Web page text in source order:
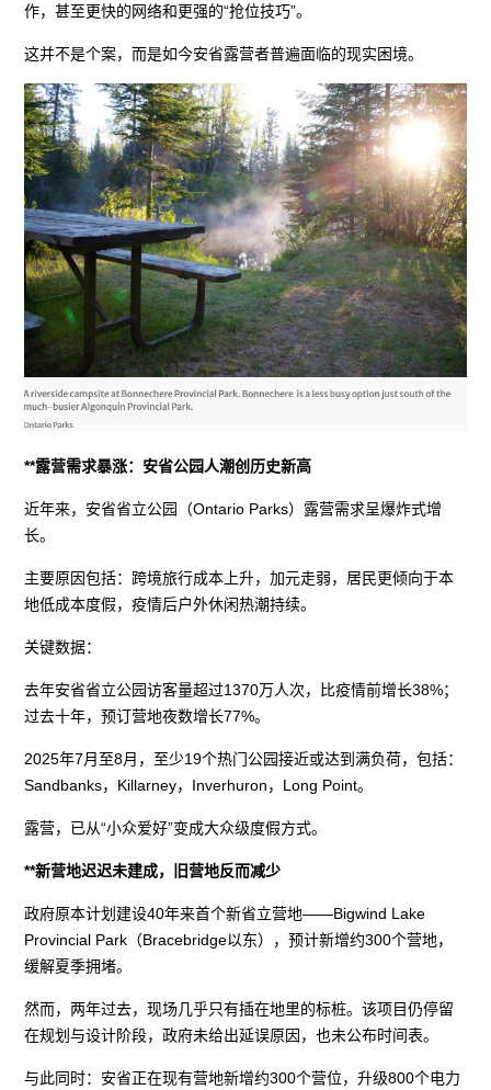
作，甚至更快的网络和更强的“抢位技巧”。
这并不是个案，而是如今安省露营者普遍面临的现实困境。
**露营需求暴涨：安省公园人潮创历史新高
近年来，安省省立公园（Ontario Parks）露营需求呈爆炸式增
长。
主要原因包括：跨境旅行成本上升，加元走弱，居民更倾向于本
地低成本度假，疫情后户外休闲热潮持续。
关键数据：
去年安省省立公园访客量超过1370万人次，比疫情前增长38%；
过去十年，预订营地夜数增长77%。
2025年7月至8月，至少19个热门公园接近或达到满负荷，包括：
Sandbanks，Killarney，Inverhuron，Long Point。
露营，已从“小众爱好”变成大众级度假方式。
**新营地迟迟未建成，旧营地反而减少
政府原本计划建设40年来首个新省立营地——Bigwind Lake
Provincial Park（Bracebridge以东），预计新增约300个营地，
缓解夏季拥堵。
然而，两年过去，现场几乎只有插在地里的标桩。该项目仍停留
在规划与设计阶段，政府未给出延误原因，也未公布时间表。
与此同时：安省正在现有营地新增约300个营位，升级800个电力